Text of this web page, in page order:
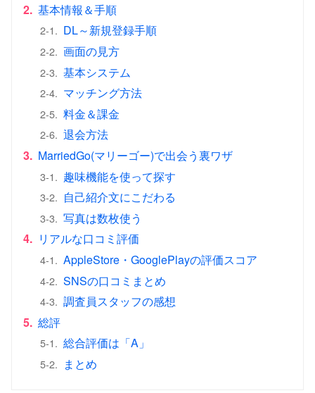
2. 基本情報＆手順
2-1. DL～新規登録手順
2-2. 画面の見方
2-3. 基本システム
2-4. マッチング方法
2-5. 料金＆課金
2-6. 退会方法
3. MarriedGo(マリーゴー)で出会う裏ワザ
3-1. 趣味機能を使って探す
3-2. 自己紹介文にこだわる
3-3. 写真は数枚使う
4. リアルな口コミ評価
4-1. AppleStore・GooglePlayの評価スコア
4-2. SNSの口コミまとめ
4-3. 調査員スタッフの感想
5. 総評
5-1. 総合評価は「A」
5-2. まとめ